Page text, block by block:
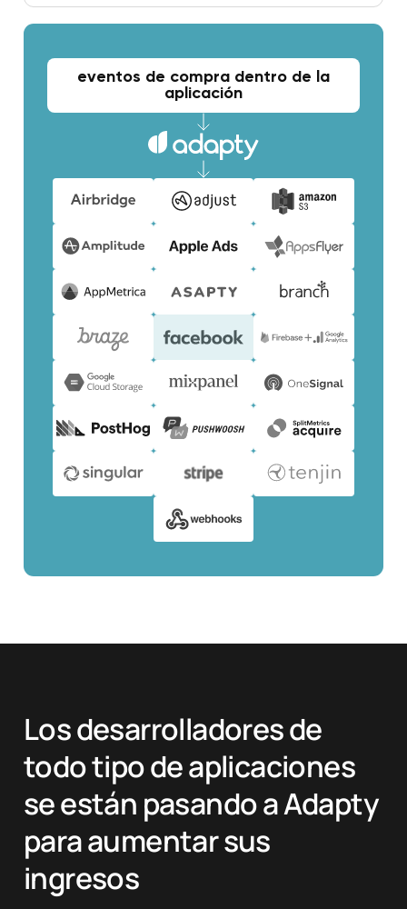
eventos de compra dentro de la
aplicación
Los desarrolladores de
todo tipo de aplicaciones
se están pasando a Adapty
para aumentar sus
ingresos